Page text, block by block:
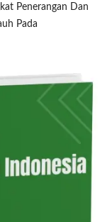
Penerangan Dan
Pada